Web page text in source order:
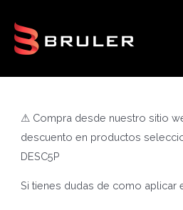
contenido
⚠ Compra desde nuestro sitio
descuento en productos
DESC5P
Si tienes dudas de como